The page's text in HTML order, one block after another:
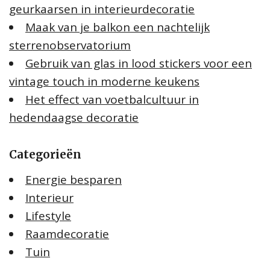
geurkaarsen in interieurdecoratie
Maak van je balkon een nachtelijk
sterrenobservatorium
Gebruik van glas in lood stickers voor een
vintage touch in moderne keukens
Het effect van voetbalcultuur in
hedendaagse decoratie
Categorieën
Energie besparen
Interieur
Lifestyle
Raamdecoratie
Tuin